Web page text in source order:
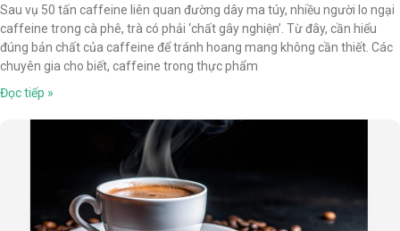
Sau vụ 50 tấn caffeine liên quan đường dây ma túy, nhiều người lo ngại
caffeine trong cà phê, trà có phải ‘chất gây nghiện’. Từ đây, cần hiểu
đúng bản chất của caffeine để tránh hoang mang không cần thiết. Các
chuyên gia cho biết, caffeine trong thực phẩm
Đọc tiếp »